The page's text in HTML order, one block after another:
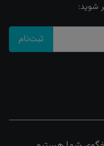
شوید:
ثبت‌نام